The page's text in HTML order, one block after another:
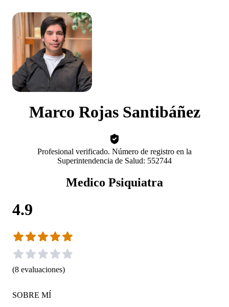
Marco Rojas Santibáñez
Profesional verificado. Número de registro en la
Superintendencia de Salud: 552744
Medico Psiquiatra
4.9
(8 evaluaciones)
SOBRE MÍ